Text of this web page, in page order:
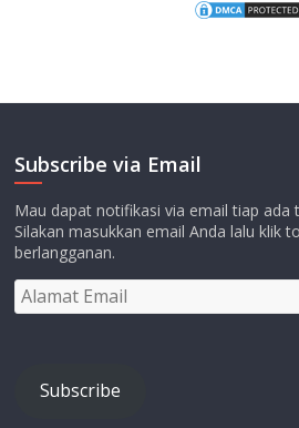
Subscribe via Email
Mau dapat notifikasi via email tiap ada
Silakan masukkan email Anda lalu klik
berlangganan.
Alamat
Email
Subscribe